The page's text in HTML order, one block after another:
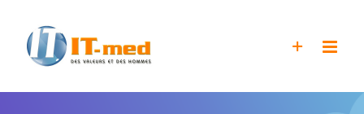
contenu